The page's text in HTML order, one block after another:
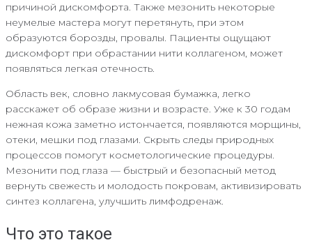
причиной дискомфорта. Также мезонить некоторые
неумелые мастера могут перетянуть, при этом
образуются борозды, провалы. Пациенты ощущают
дискомфорт при обрастании нити коллагеном, может
появляться легкая отечность.
Область век, словно лакмусовая бумажка, легко
расскажет об образе жизни и возрасте. Уже к 30 годам
нежная кожа заметно истончается, появляются морщины,
отеки, мешки под глазами. Скрыть следы природных
процессов помогут косметологические процедуры.
Мезонити под глаза — быстрый и безопасный метод
вернуть свежесть и молодость покровам, активизировать
синтез коллагена, улучшить лимфодренаж.
Что это такое